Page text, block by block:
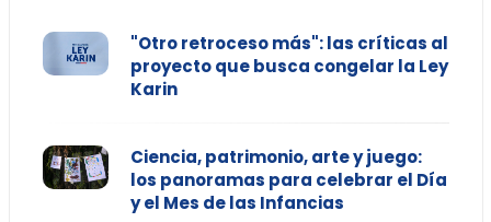
"Otro retroceso más": las críticas al
proyecto que busca congelar la Ley
Karin
Ciencia, patrimonio, arte y juego:
los panoramas para celebrar el Día
y el Mes de las Infancias